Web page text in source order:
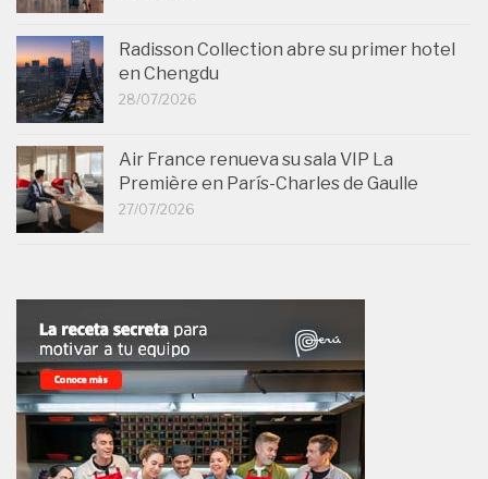
Radisson Collection abre su primer hotel
en Chengdu
28/07/2026
Air France renueva su sala VIP La
Première en París-Charles de Gaulle
27/07/2026